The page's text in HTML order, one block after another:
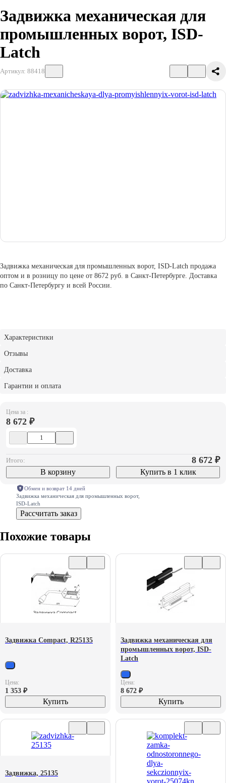
Задвижка механическая для
промышленных ворот, ISD-
Latch
Артикул: 88418
Цена за :
8 672 ₽
Итого: 8 672 ₽
В корзину Купить в 1 клик
Обмен и возврат 14 дней
Задвижка механическая для промышленных ворот,
ISD-Latch
Рассчитать заказ
Задвижка механическая для промышленных ворот, ISD-Latch продажа
оптом и в розницу по цене от 8672 руб. в Санкт-Петербурге. Доставка
по Санкт-Петербургу и всей России.
Характеристики
Отзывы
Доставка
Гарантии и оплата
Похожие товары
Задвижка Compact, R25135
Цена:
1 353 ₽
Купить
Задвижка механическая для
промышленных ворот, ISD-
Latch
Цена:
8 672 ₽
Купить
Задвижка, 25135